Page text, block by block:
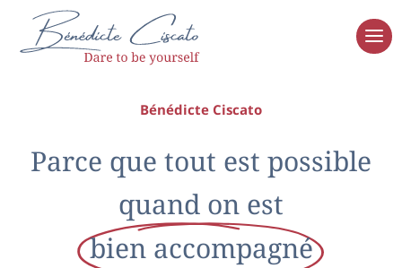
Bénédicte Ciscato
Parce que tout est possible
quand on est
bien accompagné